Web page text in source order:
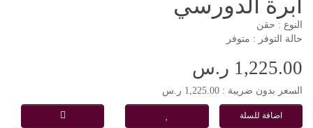
ابرة الدورسي
النوع : حقن
حالة التوفر : متوفر
1,225.00 ر.س
السعر بدون ضريبة : 1,225.00 ر.س
اضافة للسلة